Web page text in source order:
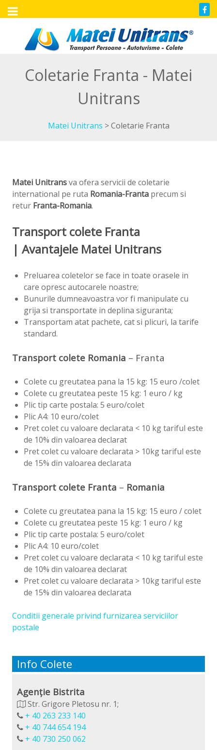
Coletarie Franta - Matei
Unitrans
Matei Unitrans >Coletarie Franta
Matei Unitransva ofera servicii de coletarie
international pe ruta Romania-Franta precum si
retur Franta-Romania.
Transport colete Franta
| Avantajele Matei Unitrans
Preluarea coletelor se face in toate orasele in
care opresc autocarele noastre;
Bunurile dumneavoastra vor fi manipulate cu
grija si transportate in deplina siguranta;
Transportam atat pachete, cat si plicuri, la tarife
standard.
Transport colete Romania – Franta
Colete cu greutatea pana la 15 kg: 15 euro /colet
Colete cu greutatea peste 15 kg: 1 euro / kg
Plic tip carte postala: 5 euro/colet
Plic A4: 10 euro/colet
Pret colet cu valoare declarata < 10 kg tariful este
de 10% din valoarea declarat
Pret colet cu valoare declarata > 10kg tariful este
de 15% din valoarea declarata
Transport colete Franta – Romania
Colete cu greutatea pana la 15 kg: 15 euro / colet
Colete cu greutatea peste 15 kg: 1 euro / kg
Plic tip carte postala: 5 euro/colet
Plic A4: 10 euro/colet
Pret colet cu valoare declarata < 10 kg tariful este
de 10% din valoarea declarat
Pret colet cu valoare declarata > 10kg tariful este
de 15% din valoarea declarata
Conditii generale privind furnizarea serviciilor
postale
Info Colete
Agenție Bistrita
Str. Grigore Pletosu nr. 1;
+ 40 263 233 140
+ 40 744 654 194
+ 40 730 250 062